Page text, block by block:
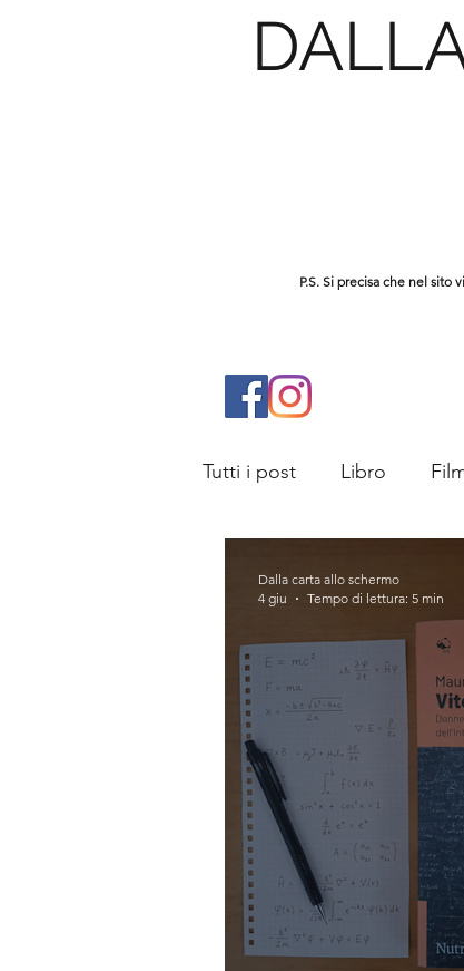
P.S. Si precisa che nel
Tutti i post Libro
Dalla carta allo schermo
4 giu
Tempo di lettura: 5 min